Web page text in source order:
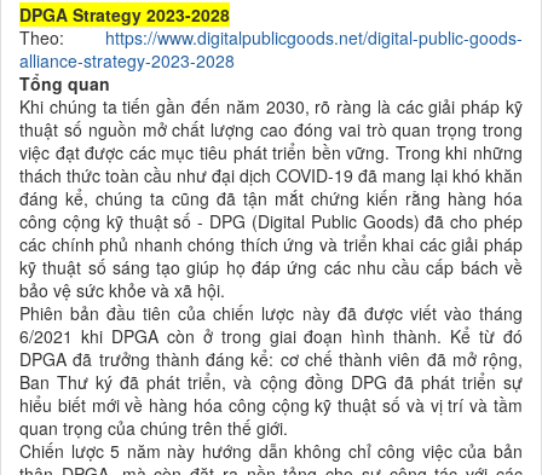
DPGA Strategy 2023-2028
Theo: https://www.digitalpublicgoods.net/digital-public-goods-
alliance-strategy-2023-2028
Tổng quan
Khi chúng ta tiến gần đến năm 2030, rõ ràng là các giải pháp kỹ
thuật số nguồn mở chất lượng cao đóng vai trò quan trọng trong
việc đạt được các mục tiêu phát triển bền vững. Trong khi những
thách thức toàn cầu như đại dịch COVID-19 đã mang lại khó khăn
đáng kể, chúng ta cũng đã tận mắt chứng kiến rằng hàng hóa
công cộng kỹ thuật số - DPG (Digital Public Goods) đã cho phép
các chính phủ nhanh chóng thích ứng và triển khai các giải pháp
kỹ thuật số sáng tạo giúp họ đáp ứng các nhu cầu cấp bách về
bảo vệ sức khỏe và xã hội.
Phiên bản đầu tiên của chiến lược này đã được viết vào tháng
6/2021 khi DPGA còn ở trong giai đoạn hình thành. Kể từ đó
DPGA đã trưởng thành đáng kể: cơ chế thành viên đã mở rộng,
Ban Thư ký đã phát triển, và cộng đồng DPG đã phát triển sự
hiểu biết mới về hàng hóa công cộng kỹ thuật số và vị trí và tầm
quan trọng của chúng trên thế giới.
Chiến lược 5 năm này hướng dẫn không chỉ công việc của bản